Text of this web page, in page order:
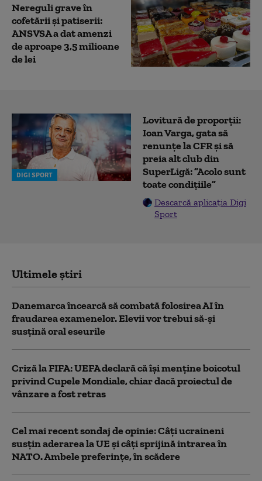
Nereguli grave în
cofetării și patiserii:
ANSVSA a dat amenzi
de aproape 3,5 milioane
de lei
DIGI SPORT
Lovitură de proporții:
Ioan Varga, gata să
renunțe la CFR și să
preia alt club din
SuperLigă: ”Acolo sunt
toate condițiile”
Descarcă aplicația Digi
Sport
Ultimele știri
Danemarca încearcă să combată folosirea AI în
fraudarea examenelor. Elevii vor trebui să-şi
susţină oral eseurile
Criză la FIFA: UEFA declară că îşi menţine boicotul
privind Cupele Mondiale, chiar dacă proiectul de
vânzare a fost retras
Cel mai recent sondaj de opinie: Câți ucraineni
susțin aderarea la UE și câți sprijină intrarea în
NATO. Ambele preferințe, în scădere